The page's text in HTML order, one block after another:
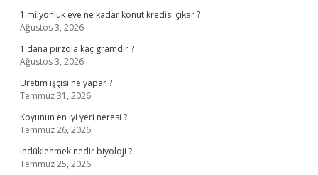
1 milyonluk eve ne kadar konut kredisi çıkar ?
Ağustos 3, 2026
1 dana pirzola kaç gramdır ?
Ağustos 3, 2026
Üretim işçisi ne yapar ?
Temmuz 31, 2026
Koyunun en iyi yeri neresi ?
Temmuz 26, 2026
Indüklenmek nedir biyoloji ?
Temmuz 25, 2026